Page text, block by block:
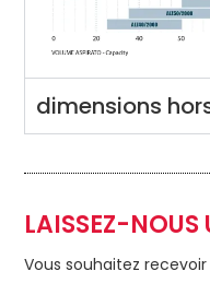
dimensions
LAISSEZ-NOUS
Vous souhaitez